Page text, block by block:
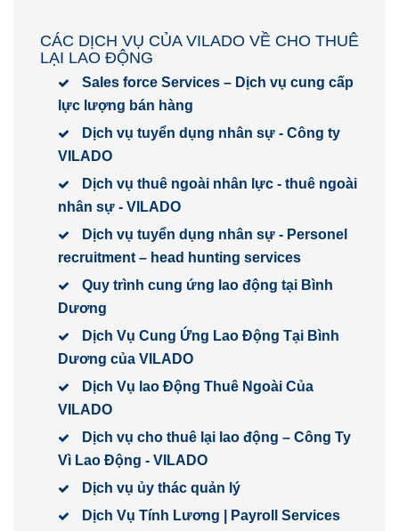
CÁC DỊCH VỤ CỦA VILADO VỀ CHO THUÊ
LẠI LAO ĐỘNG
Sales force Services – Dịch vụ cung cấp
lực lượng bán hàng
Dịch vụ tuyển dụng nhân sự - Công ty
VILADO
Dịch vụ thuê ngoài nhân lực - thuê ngoài
nhân sự - VILADO
Dịch vụ tuyển dụng nhân sự - Personel
recruitment – head hunting services
Quy trình cung ứng lao động tại Bình
Dương
Dịch Vụ Cung Ứng Lao Động Tại Bình
Dương của VILADO
Dịch Vụ lao Động Thuê Ngoài Của
VILADO
Dịch vụ cho thuê lại lao động – Công Ty
Vì Lao Động - VILADO
Dịch vụ ủy thác quản lý
Dịch Vụ Tính Lương | Payroll Services